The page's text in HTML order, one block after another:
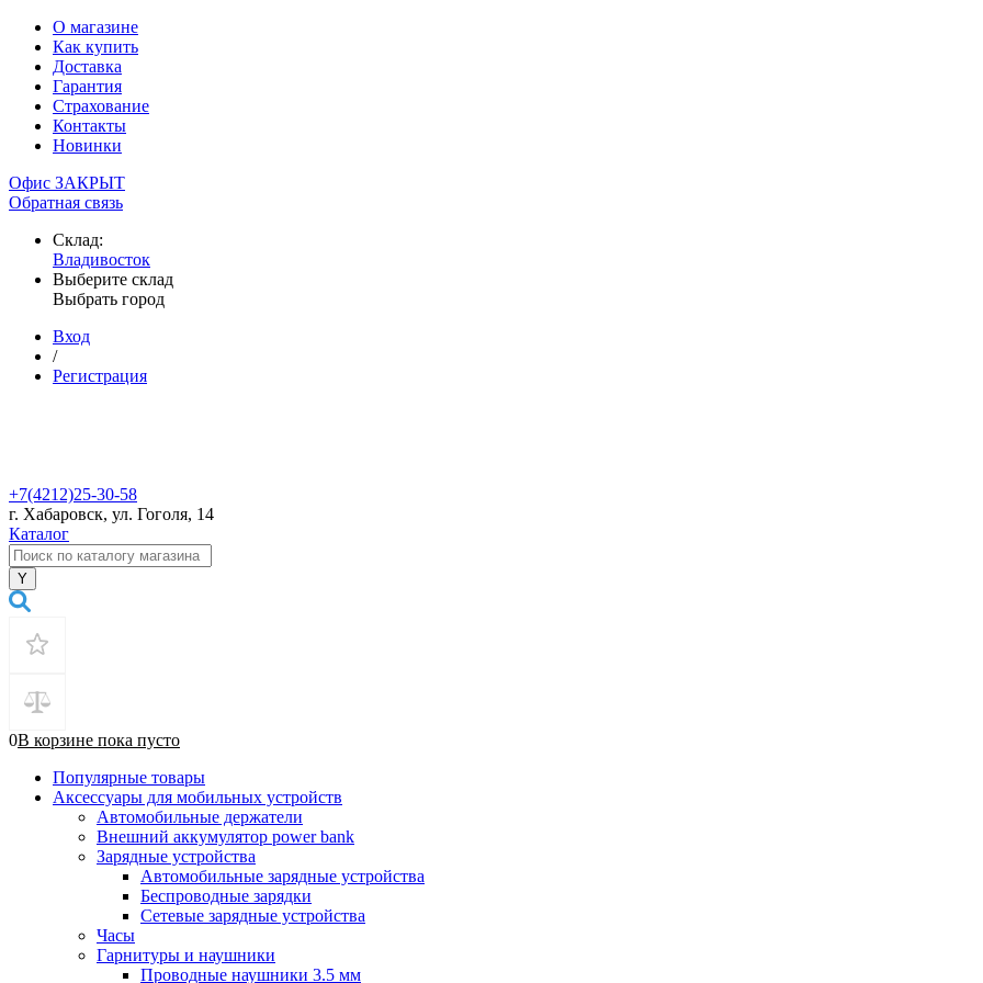
О магазине
Как купить
Доставка
Гарантия
Страхование
Контакты
Новинки
Офис ЗАКРЫТ
Обратная связь
Склад:
Владивосток
Выберите склад
Выбрать город
Вход
/
Регистрация
+7(4212)25-30-58
г. Хабаровск, ул. Гоголя, 14
Каталог
0В корзине пока пусто
Популярные товары
Аксессуары для мобильных устройств
Автомобильные держатели
Внешний аккумулятор power bank
Зарядные устройства
Автомобильные зарядные устройства
Беспроводные зарядки
Сетевые зарядные устройства
Часы
Гарнитуры и наушники
Проводные наушники 3.5 мм